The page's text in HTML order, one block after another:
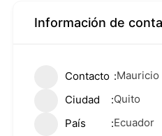
Información de
Contacto Mauricio
Ciudad
Quito
País
Ecuador